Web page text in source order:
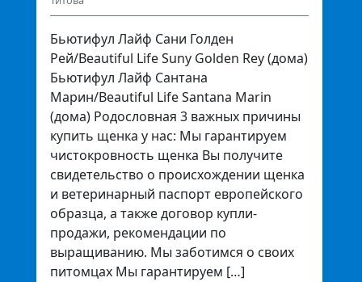
Бьютифул Лайф Сани Голден
Рей/Beautiful Life Suny Golden Rey (дома)
Бьютифул Лайф Сантана
Марин/Beautiful Life Santana Marin
(дома) Родословная 3 важных причины
купить щенка у нас: Мы гарантируем
чистокровность щенка Вы получите
свидетельство о происхождении щенка
и ветеринарный паспорт европейского
образца, а также договор купли-
продажи, рекомендации по
выращиванию. Мы заботимся о своих
питомцах Мы гарантируем […]